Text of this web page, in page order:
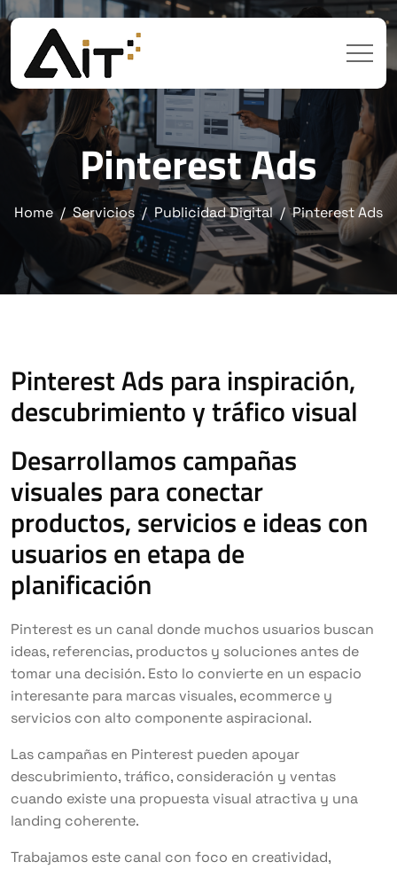
Pinterest Ads
Home Servicios Publicidad Digital Pinterest Ads
Pinterest Ads para inspiración,
descubrimiento y tráfico visual
Desarrollamos campañas
visuales para conectar
productos, servicios e ideas con
usuarios en etapa de
planificación
Pinterest es un canal donde muchos usuarios buscan
ideas, referencias, productos y soluciones antes de
tomar una decisión. Esto lo convierte en un espacio
interesante para marcas visuales, ecommerce y
servicios con alto componente aspiracional.
Las campañas en Pinterest pueden apoyar
descubrimiento, tráfico, consideración y ventas
cuando existe una propuesta visual atractiva y una
landing coherente.
Trabajamos este canal con foco en creatividad,